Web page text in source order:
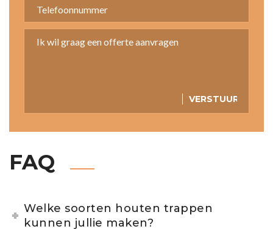
FAQ
Welke soorten houten trappen
kunnen jullie maken?